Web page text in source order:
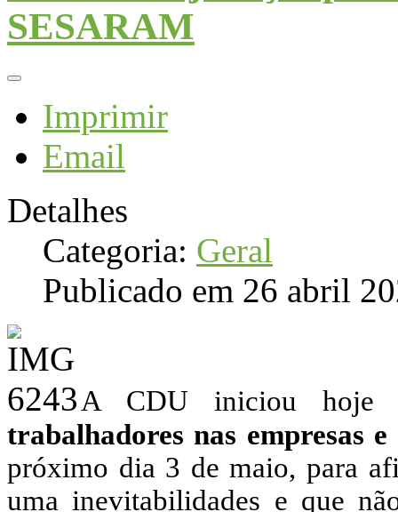
SESARAM
Imprimir
Email
Detalhes
Categoria: Geral
Publicado em 26 abril
A CDU iniciou hoje
trabalhadores nas empresas
próximo dia 3 de maio, para
uma inevitabilidades e que